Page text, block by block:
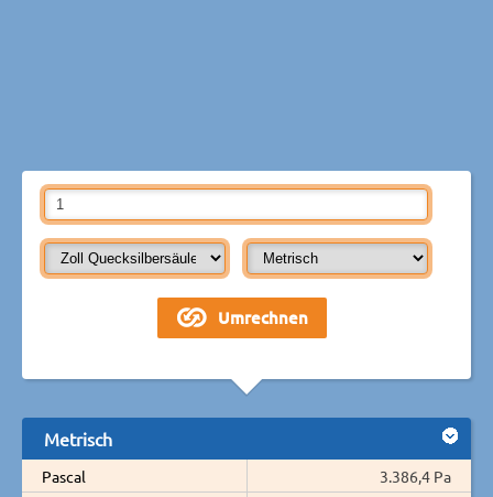
Metrisch
Pascal
3.386,4 Pa